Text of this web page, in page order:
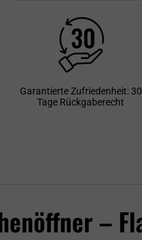
Garantierte Zufriedenheit: 30
Tage Rückgaberecht
–